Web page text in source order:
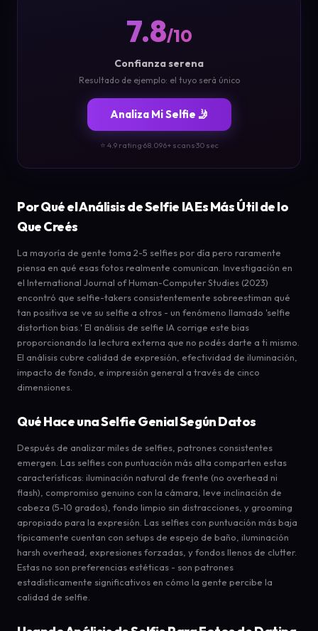
7.8/10
Confianza serena
Resultado de ejemplo: el tuyo será único
Analiza Mi Selfie 🤳
⭐ 4.9 rating·68.096+ scans·30 sec
Por Qué el Análisis de Selfie IA Es Más Útil de lo
Que Creés
La mayoría de gente toma 2-5 selfies por día pero raramente
piensa en qué esas fotos realmente comunican. Investigación en
el International Journal of Human-Computer Studies (2023)
encontró que selfie-takers consistentemente sobreestiman qué
tan positiva se ve su selfie a otros - un fenómeno llamado 'selfie
distortion bias.' El análisis de selfie IA corrige este bias
proporcionando la lectura externa que no podés darte a ti mismo.
El análisis cubre calidad de expresión, efectividad de iluminación,
impacto de fondo, e impresión general a través de cinco
dimensiones.
Qué Hace una Selfie Genial Según Datos
Después de analizar miles de selfies, patrones consistentes
emergen. Las selfies con puntuación más alta comparten estas
características: iluminación natural de frente (no overhead ni
flash), compromiso genuino con la cámara, leve inclinación de
cabeza (5-10 grados), fondo limpio sin distracciones, y grooming
apropiado para la expresión. Las selfies con puntuación más baja
típicamente cuentan con setups de espejo de baño, iluminación
harsh overhead, expresiones forzadas, y fondos llenos de clutter.
Estas no son preferencias estéticas - son patrones
estadísticamente significativos en cómo la gente percibe la
calidad de selfie.